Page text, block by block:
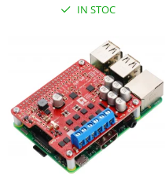
Lego Education
STEM Education
Ugears
Kit Fun
Kit Roboti
IN STOC